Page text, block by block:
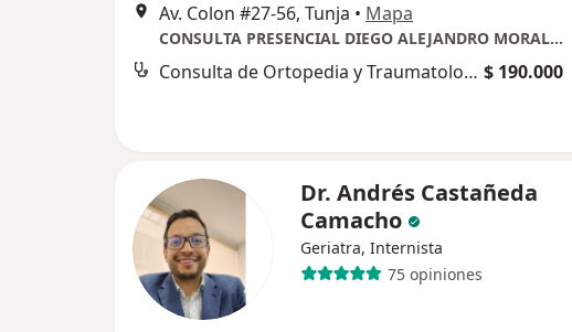
Av. Colon #27-56, Tunja • Mapa
CONSULTA PRESENCIAL DIEGO ALEJANDRO MORALES SUAREZ
Consulta de Ortopedia y Traumatología $ 190.000
Dr. Andrés Castañeda
Camacho
Geriatra, Internista
75 opiniones